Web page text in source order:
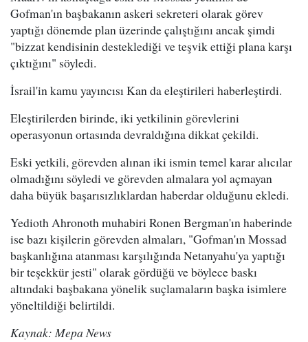
Gofman'ın başbakanın askeri sekreteri olarak görev
yaptığı dönemde plan üzerinde çalıştığını ancak şimdi
"bizzat kendisinin desteklediği ve teşvik ettiği plana karşı
çıktığını" söyledi.
İsrail'in kamu yayıncısı Kan da eleştirileri haberleştirdi.
Eleştirilerden birinde, iki yetkilinin görevlerini
operasyonun ortasında devraldığına dikkat çekildi.
Eski yetkili, görevden alınan iki ismin temel karar alıcılar
olmadığını söyledi ve görevden almalara yol açmayan
daha büyük başarısızlıklardan haberdar olduğunu ekledi.
Yedioth Ahronoth muhabiri Ronen Bergman'ın haberinde
ise bazı kişilerin görevden almaları, "Gofman'ın Mossad
başkanlığına atanması karşılığında Netanyahu'ya yaptığı
bir teşekkür jesti" olarak gördüğü ve böylece baskı
altındaki başbakana yönelik suçlamaların başka isimlere
yöneltildiği belirtildi.
Kaynak: Mepa News